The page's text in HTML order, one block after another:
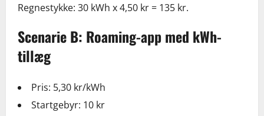
Regnestykke: 30 kWh x 4,50 kr = 135 kr.
Scenarie B: Roaming-app med kWh-
tillæg
Pris: 5,30 kr/kWh
Startgebyr: 10 kr